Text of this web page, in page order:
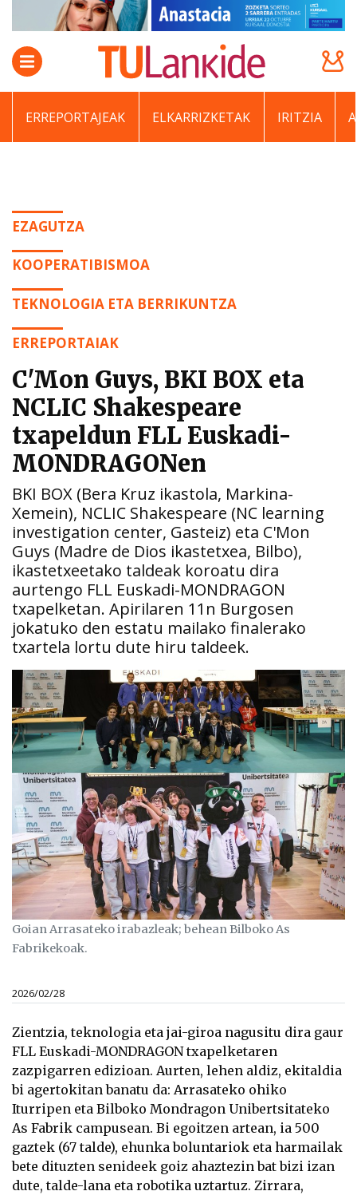
ERREPORTAJEAK ELKARRIZKETAK IRITZIA
EZAGUTZA
KOOPERATIBISMOA
TEKNOLOGIA ETA BERRIKUNTZA
ERREPORTAIAK
C'Mon Guys, BKI BOX eta
NCLIC Shakespeare
txapeldun FLL Euskadi-
MONDRAGONen
BKI BOX (Bera Kruz ikastola, Markina-
Xemein), NCLIC Shakespeare (NC learning
investigation center, Gasteiz) eta C'Mon
Guys (Madre de Dios ikastetxea, Bilbo),
ikastetxeetako taldeak koroatu dira
aurtengo FLL Euskadi-MONDRAGON
txapelketan. Apirilaren 11n Burgosen
jokatuko den estatu mailako finalerako
txartela lortu dute hiru taldeek.
Goian Arrasateko irabazleak; behean Bilboko As
Fabrikekoak.
2026/02/28
Zientzia, teknologia eta jai-giroa nagusitu dira gaur
FLL Euskadi-MONDRAGON txapelketaren
zazpigarren edizioan. Aurten, lehen aldiz, ekitaldia
bi agertokitan banatu da: Arrasateko ohiko
Iturripen eta Bilboko Mondragon Unibertsitateko
As Fabrik campusean. Bi egoitzen artean, ia 500
gaztek (67 talde), ehunka boluntariok eta harmailak
bete dituzten senideek goiz ahaztezin bat bizi izan
dute, talde-lana eta robotika uztartuz. Zirrara,